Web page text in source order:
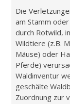
Die
am Stamm
durch Rotwild,
Wildtiere (z.B.
Mäuse) oder
Pferde)
Waldinventur
geschälte
Zuordnung zur